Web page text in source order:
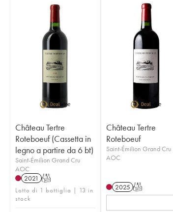
Château Tertre
Roteboeuf (Cassetta in
legno a partire da 6 bt)
Saint-Émilion Grand Cru
AOC
2021 T
Lotto di 1 bottiglia | 13 in
stock
Château Tertre
Roteboeuf
Saint-Émilion Grand Cru
AOC
2025 T